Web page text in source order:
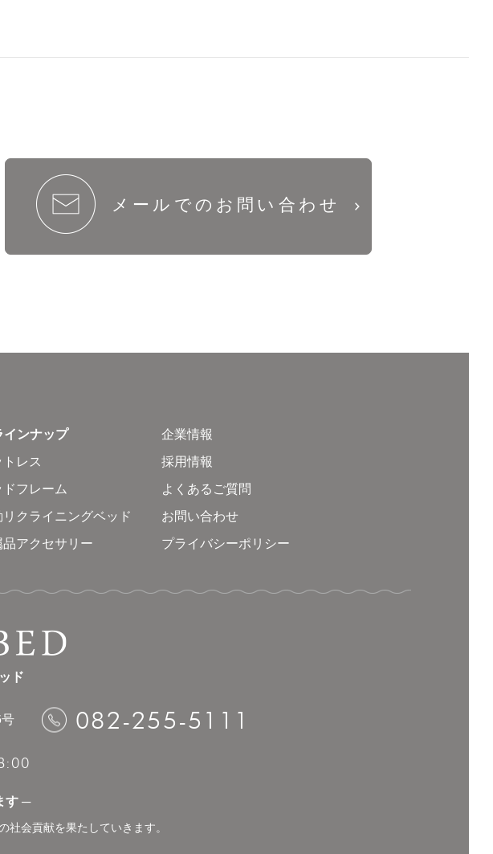
メールでのお問い合わせ
インナップ
トレス
ドフレーム
リクライニングベッド
品アクセサリー
企業情報
採用情報
よくあるご質問
お問い合わせ
プライバシーポリシー
ド
082-255-5111
す ─
社会貢献を果たしていきます。